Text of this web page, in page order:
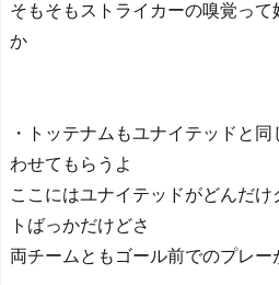
そもそもストライカーの嗅覚っ
か
・トッテナムもユナイテッドと
わせてもらうよ
ここにはユナイテッドがどんだ
トばっかだけどさ
両チームともゴール前でのプレー